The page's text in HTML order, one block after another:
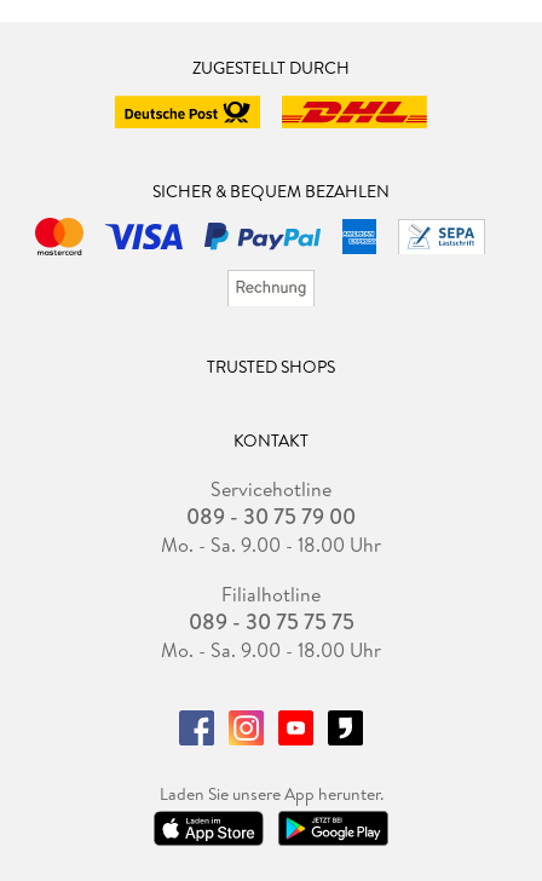
ZUGESTELLT DURCH
SICHER & BEQUEM BEZAHLEN
TRUSTED SHOPS
KONTAKT
Servicehotline
089 - 30 75 79 00
Mo. - Sa. 9.00 - 18.00 Uhr
Filialhotline
089 - 30 75 75 75
Mo. - Sa. 9.00 - 18.00 Uhr
Laden Sie unsere App herunter.